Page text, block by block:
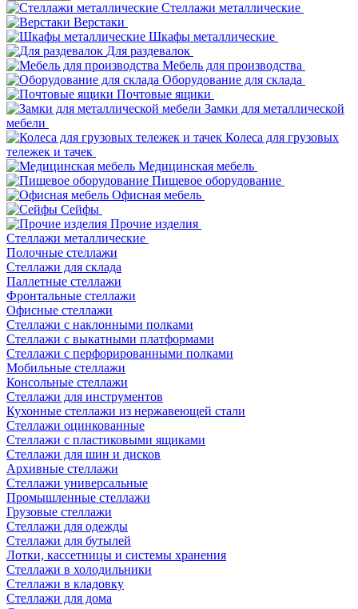
Стеллажи металлические
Верстаки
Шкафы металлические
Для раздевалок
Мебель для производства
Оборудование для склада
Почтовые ящики
Замки для металлической
мебели
Колеса для грузовых
тележек и тачек
Медицинская мебель
Пищевое оборудование
Офисная мебель
Сейфы
Прочие изделия
Стеллажи металлические
Полочные стеллажи
Стеллажи для склада
Паллетные стеллажи
Фронтальные стеллажи
Офисные стеллажи
Стеллажи с наклонными полками
Стеллажи с выкатными платформами
Стеллажи с перфорированными полками
Мобильные стеллажи
Консольные стеллажи
Стеллажи для инструментов
Кухонные стеллажи из нержавеющей стали
Стеллажи оцинкованные
Стеллажи с пластиковыми ящиками
Стеллажи для шин и дисков
Архивные стеллажи
Стеллажи универсальные
Промышленные стеллажи
Грузовые стеллажи
Стеллажи для одежды
Стеллажи для бутылей
Лотки, кассетницы и системы хранения
Стеллажи в холодильники
Стеллажи в кладовку
Стеллажи для дома